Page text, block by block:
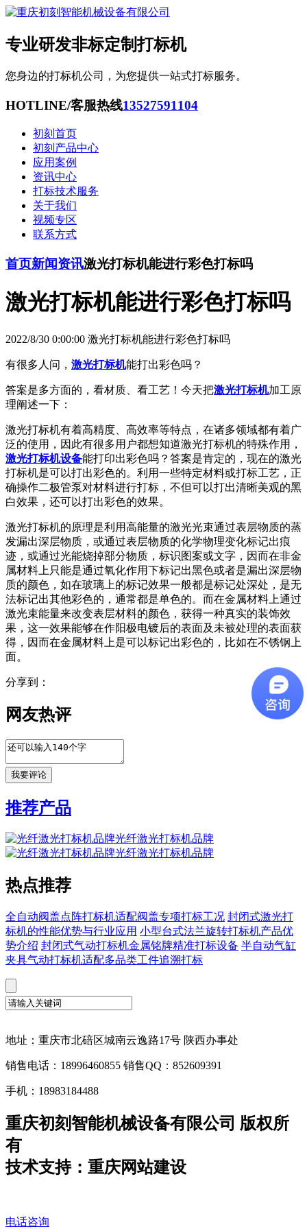
专业研发非标定制打标机
您身边的打标机公司，为您提供一站式打标服务。
HOTLINE/客服热线13527591104
初刻首页
初刻产品中心
应用案例
资讯中心
打标技术服务
关于我们
视频专区
联系方式
首页新闻资讯激光打标机能进行彩色打标吗
激光打标机能进行彩色打标吗
2022/8/30 0:00:00 激光打标机能进行彩色打标吗
有很多人问， 激光打标机能打出彩色吗？
答案是多方面的，看材质、看工艺！今天把激光打标机加工原
理阐述一下：
激光打标机有着高精度、高效率等特点，在诸多领域都有着广
泛的使用，因此有很多用户都想知道激光打标机的特殊作用，
激光打标机设备能打印出彩色吗？答案是肯定的，现在的激光
打标机是可以打出彩色的。利用一些特定材料或打标工艺，正
确操作二极管泵对材料进行打标，不但可以打出清晰美观的黑
白效果，还可以打出彩色的效果。
激光打标机的原理是利用高能量的激光光束通过表层物质的蒸
发漏出深层物质，或通过表层物质的化学物理变化标记出痕
迹，或通过光能烧掉部分物质，标识图案或文字，因而在非金
属材料上只能是通过氧化作用下标记出黑色或者是漏出深层物
质的颜色，如在玻璃上的标记效果一般都是标记处深处，是无
法标记出其他彩色的，通常都是单色的。而在金属材料上通过
激光束能量来改变表层材料的颜色，获得一种真实的装饰效
果，这一效果能够在作阳极电镀后的表面及未被处理的表面获
得，因而在金属材料上是可以标记出彩色的，比如在不锈钢上
面。
分享到：
网友热评
推荐产品
光纤激光打标机品牌
光纤激光打标机品牌
热点推荐
全自动阀盖点阵打标机适配阀盖专项打标工况 封闭式激光打
标机的性能优势与行业应用 小型台式法兰旋转打标机产品优
势介绍 封闭式气动打标机金属铭牌精准打标设备 半自动气缸
夹具气动打标机适配多品类工件追溯打标
地址：重庆市北碚区城南云逸路17号 陕西办事处
销售电话：18996460855 销售QQ：852609391
手机：18983184488
重庆初刻智能机械设备有限公司 版权所
有
技术支持：重庆网站建设
电话咨询